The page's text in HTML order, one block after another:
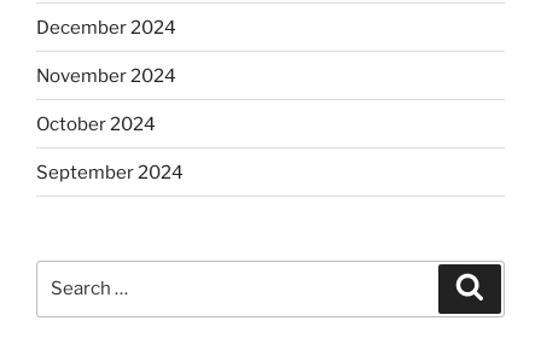
December 2024
November 2024
October 2024
September 2024